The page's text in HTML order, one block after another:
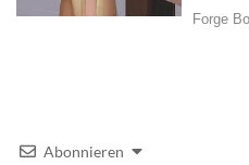
Abonnieren